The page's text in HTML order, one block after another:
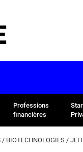
Professions
financières
/ BIOTECHNOLOGIES /